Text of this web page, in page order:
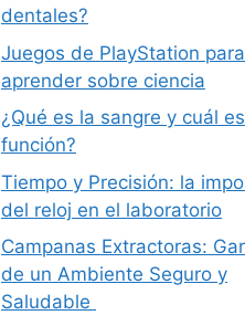
dentales?
Juegos de PlayStation para
aprender sobre ciencia
¿Qué es la sangre y cuál
función?
Tiempo y Precisión: la
del reloj en el laboratorio
Campanas Extractoras:
de un Ambiente Seguro y
Saludable